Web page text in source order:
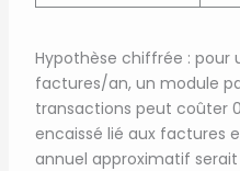
Hypothèse chiffrée : pour
factures/an, un module
transactions peut coûter
encaissé lié aux factures
annuel approximatif